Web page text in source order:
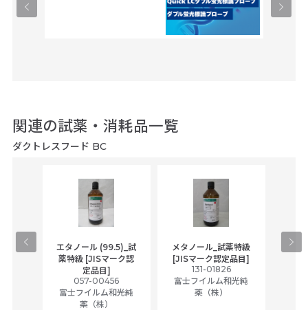
関連の試薬・消耗品一覧
ダクトレスフード BC
エタノール (99.5)_試
薬特級 [JISマーク認
定品目]
057-00456
富士フイルム和光純
薬（株）
メタノール_試薬特級
[JISマーク認定品目]
131-01826
富士フイルム和光純
薬（株）
ア